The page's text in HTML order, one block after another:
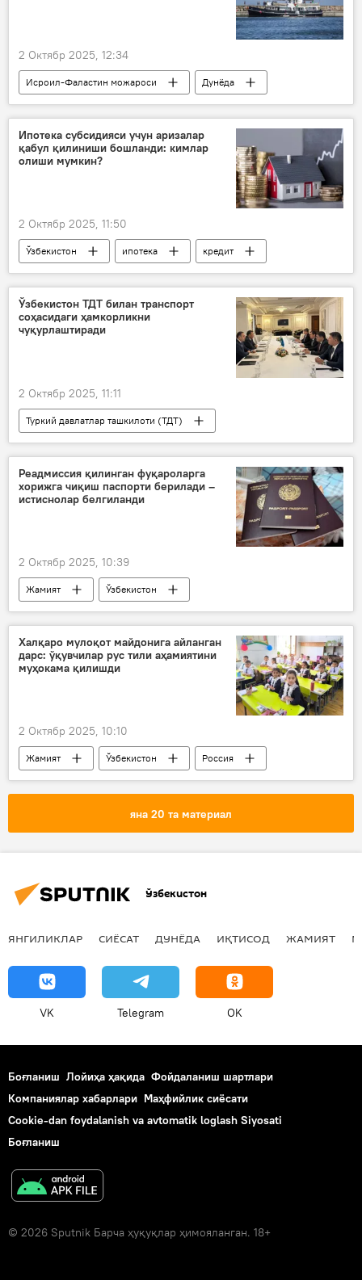
2 Октябр 2025, 12:34
Исроил-Фаластин можароси
Дунёда
Исроил
Фаластин
Ғазо
инсонпарварлик ёрдами
кема
Ипотека субсидияси учун аризалар
қабул қилиниши бошланди: кимлар
олиши мумкин?
2 Октябр 2025, 11:50
Ўзбекистон ипотека
кредит
Ягона интерактив давлат хизматлари портали
ЯИДХП
мигрантлар Иқтисод
Ўзбекистон ТДТ билан транспорт
соҳасидаги ҳамкорликни
чуқурлаштиради
2 Октябр 2025, 11:11
Туркий давлатлар ташкилоти (ТДТ)
ҳамкорлик
Ўзбекистон
Транспорт вазирлиги
Реадмиссия қилинган фуқароларга
хорижга чиқиш паспорти берилади –
истиснолар белгиланди
2 Октябр 2025, 10:39
Жамият
Ўзбекистон
Адлия вазирлиги
мигрантлар
Халқаро мулоқот майдонига айланган
дарс: ўқувчилар рус тили аҳамиятини
муҳокама қилишди
2 Октябр 2025, 10:10
Жамият Ўзбекистон
Россия
мактаб
рус тили анжуман
яна 20 та материал
Ўзбекистон
ЯНГИЛИКЛАР СИЁСАТ ДУНЁДА ИҚТИСОД ЖАМИЯТ
VK Telegram OK
Боғланиш Лойиҳа ҳақида Фойдаланиш шартлари
Компаниялар хабарлари Маҳфийлик сиёсати
Cookie-dan foydalanish va avtomatik loglash Siyosati
Боғланиш
© 2026 Sputnik Барча ҳуқуқлар ҳимояланган. 18+